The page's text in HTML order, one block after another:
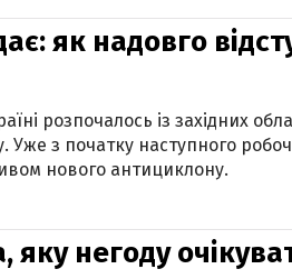
як надовго
розпочалось із західних
з початку наступного
нового антициклону.
негоду